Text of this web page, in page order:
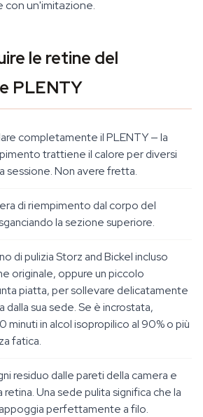
con un'imitazione.
le retine del
PLENTY
completamente il PLENTY — la
trattiene il calore per diversi
sessione. Non avere fretta.
di riempimento dal corpo del
la sezione superiore.
di pulizia Storz and Bickel incluso
originale, oppure un piccolo
piatta, per sollevare delicatamente
dalla sua sede. Se è incrostata,
minuti in alcol isopropilico al 90% o più
fatica.
residuo dalle pareti della camera e
retina. Una sede pulita significa che la
perfettamente a filo.